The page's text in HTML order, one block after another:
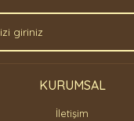
sitelerden daha pahalı.
farklı alternatifler olmalı.
KURUMSAL
İletişim